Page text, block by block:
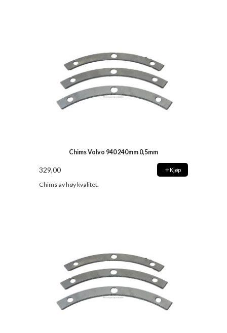
Chims Volvo 940 240mm 0,5mm
329,00 Kjøp
Chims av høy kvalitet.